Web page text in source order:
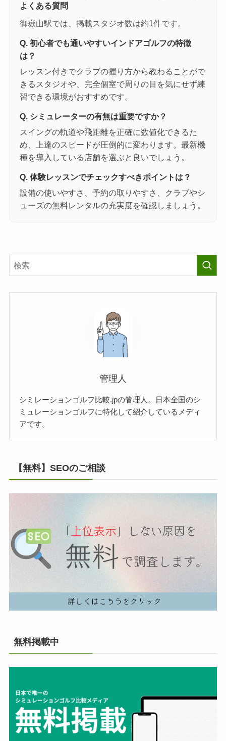
よくある質問
御嶽山駅では、掲載スタジオ数は約1件です。
Q. 初心者でも通いやすいインドアゴルフの特徴
は？
レッスン付きでクラブの握り方から教わることがで
きるスタジオや、完全個室で周りの目を気にせず練
習できる環境がおすすめです。
Q. シミュレーターの有無は重要ですか？
スイングの軌道や飛距離を正確に数値化できるた
め、上達のスピードが圧倒的に変わります。最新機
種を導入している店舗を選ぶと良いでしょう。
Q. 体験レッスンでチェックすべきポイントは？
設備の使いやすさ、予約の取りやすさ、クラブやシ
ューズの無料レンタルの充実度を確認しましょう。
管理人
シミレーションゴルフ比較.jpの管理人。日本全国のシ
ミュレーションゴルフに特化して紹介しているメディ
アです。
【無料】SEOのご相談
無料掲載中